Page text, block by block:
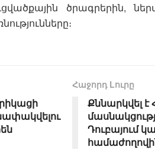
ծրագրերին,
Հաջորդ Lուրը
Քննարկվել
Դուբայում